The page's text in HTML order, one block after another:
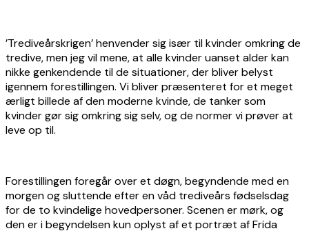
’Trediveårskrigen’ henvender sig især til kvinder omkring de
tredive, men jeg vil mene, at alle kvinder uanset alder kan
nikke genkendende til de situationer, der bliver belyst
igennem forestillingen. Vi bliver præsenteret for et meget
ærligt billede af den moderne kvinde, de tanker som
kvinder gør sig omkring sig selv, og de normer vi prøver at
leve op til.
Forestillingen foregår over et døgn, begyndende med en
morgen og sluttende efter en våd trediveårs fødselsdag
for de to kvindelige hovedpersoner. Scenen er mørk, og
den er i begyndelsen kun oplyst af et portræt af Frida